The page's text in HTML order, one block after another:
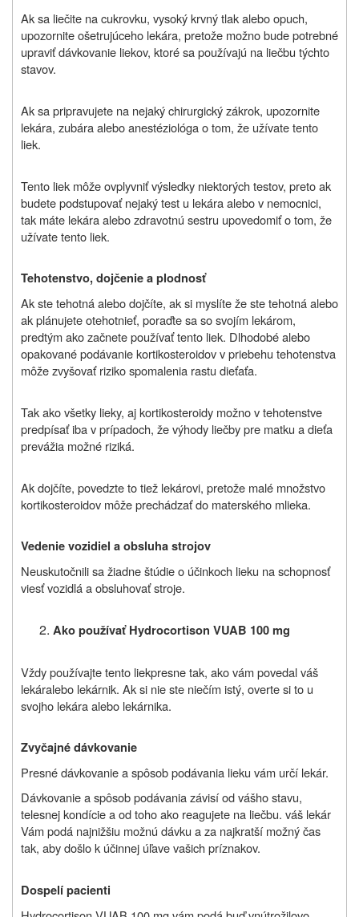
Ak sa liečite na cukrovku, vysoký krvný tlak alebo opuch,
upozornite ošetrujúceho lekára, pretože možno bude potrebné
upraviť dávkovanie liekov, ktoré sa používajú na liečbu týchto
stavov.
Ak sa pripravujete na nejaký chirurgický zákrok, upozornite
lekára, zubára alebo anestéziológa o tom, že užívate tento
liek.
Tento liek môže ovplyvniť výsledky niektorých testov, preto ak
budete podstupovať nejaký test u lekára alebo v nemocnici,
tak máte lekára alebo zdravotnú sestru upovedomiť o tom, že
užívate tento liek.
Tehotenstvo, dojčenie a plodnosť
Ak ste tehotná alebo dojčíte, ak si myslíte že ste tehotná alebo
ak plánujete otehotnieť, poraďte sa so svojím lekárom,
predtým ako začnete používať tento liek. Dlhodobé alebo
opakované podávanie kortikosteroidov v priebehu tehotenstva
môže zvyšovať riziko spomalenia rastu dieťaťa.
Tak ako všetky lieky, aj kortikosteroidy možno v tehotenstve
predpísať iba v prípadoch, že výhody liečby pre matku a dieťa
prevážia možné riziká.
Ak dojčíte, povedzte to tiež lekárovi, pretože malé množstvo
kortikosteroidov môže prechádzať do materského mlieka.
Vedenie vozidiel a obsluha strojov
Neuskutočnili sa žiadne štúdie o účinkoch lieku na schopnosť
viesť vozidlá a obsluhovať stroje.
Ako používať Hydrocortison VUAB 100 mg
Vždypoužívajtetento liekpresne tak, ako vám povedal váš
lekáralebo lekárnik. Ak si nie ste niečím istý, overte si to u
svojho lekára alebo lekárnika.
Zvyčajné dávkovanie
Presné dávkovanie a spôsob podávania lieku vám určí lekár.
Dávkovanie a spôsob podávania závisí od vášho stavu,
telesnej kondície a od toho ako reagujete na liečbu. váš lekár
Vám podá najnižšiu možnú dávku a za najkratší možný čas
tak, aby došlo k účinnej úľave vašich príznakov.
Dospelí pacienti